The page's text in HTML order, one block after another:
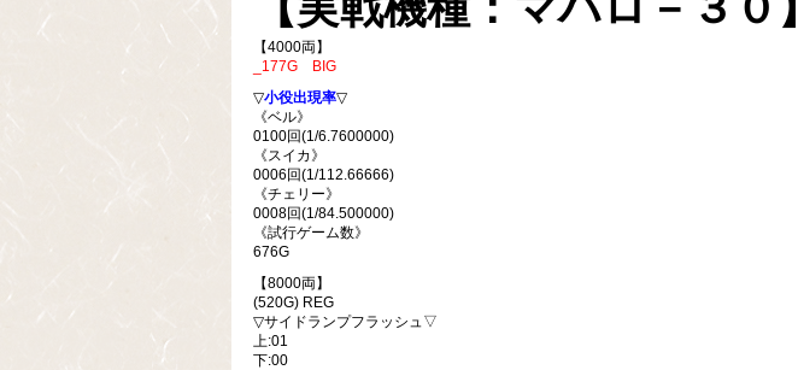
【4000両】
_177G BIG
▽小役出現率▽
《ベル》
0100回(1/6.7600000)
《スイカ》
0006回(1/112.66666)
《チェリー》
0008回(1/84.500000)
《試行ゲーム数》
676G
【8000両】
(520G) REG
▽サイドランプフラッシュ▽
上:01
下:00